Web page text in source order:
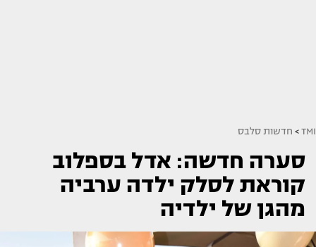
TMI
> חדשות סלבס
סערה חדשה: אדל בספלוב
קוראת לסלק ילדה ערביה
מהגן של ילדיה